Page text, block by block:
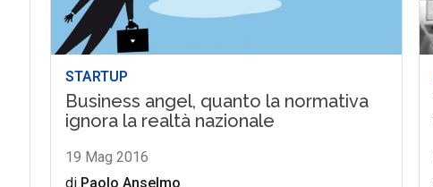
STARTUP
Business angel, quanto la normativa
ignora la realtà nazionale
19 Mag 2016
di Paolo Anselmo